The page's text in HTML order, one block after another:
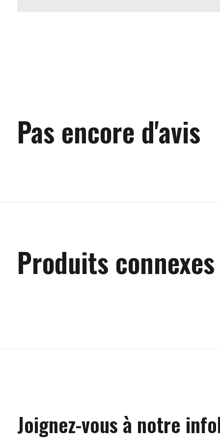
Pas encore d'avis
Produits connexes
Joignez-vous à notre